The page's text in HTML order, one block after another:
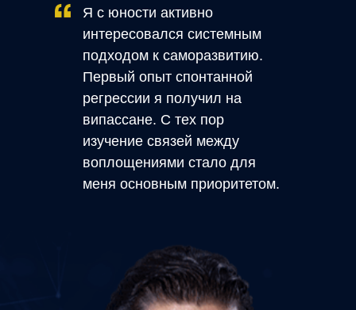
Я с юности активно
интересовался системным
подходом к саморазвитию.
Первый опыт спонтанной
регрессии я получил на
випассане. С тех пор
изучение связей между
воплощениями стало для
меня основным приоритетом.